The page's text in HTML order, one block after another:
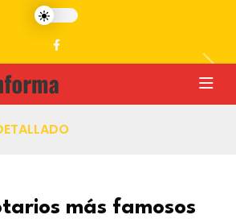
más famosos